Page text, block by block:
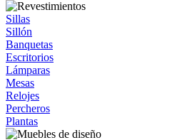
Sillas
Sillón
Banquetas
Escritorios
Lámparas
Mesas
Relojes
Percheros
Plantas